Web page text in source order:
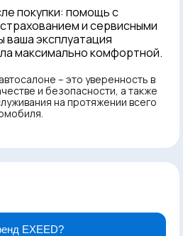
покупки: помощь с
и сервисными
ваша эксплуатация
максимально комфортной.
– это уверенность в
и безопасности, а также
на протяжении всего
EXEED?